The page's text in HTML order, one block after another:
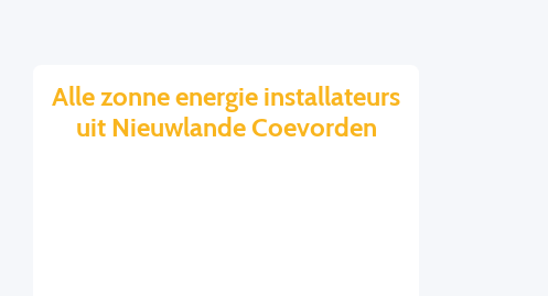
Alle zonne energie installateurs
uit Nieuwlande Coevorden